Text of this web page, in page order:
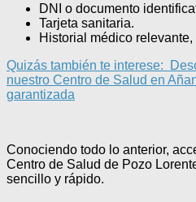
DNI o documento
Tarjeta sanitaria.
Historial médico
Quizás también te interese:
nuestro Centro de Salud en
garantizada
Conociendo todo lo anterior,
Centro de Salud de Pozo
sencillo y rápido.